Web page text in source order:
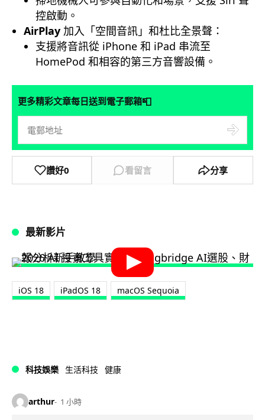
控啟動。
AirPlay 加入「空間音訊」和杜比全景聲：
支援將音訊從 iPhone 和 iPad 串流至
HomePod 和相容的第三方音響設備。
更多精彩文章每日送到電子郵箱📮
讚好0 看留言 分享
最新影片
iOS 18 iPadOS 18 macOS Sequoia
科技娛樂 生活科技 健康
arthur 1 小時